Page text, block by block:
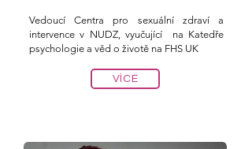
Vedoucí Centra pro sexuální zdraví a
intervence v NUDZ, vyučující na Katedře
psychologie a věd o životě na FHS UK
VÍCE